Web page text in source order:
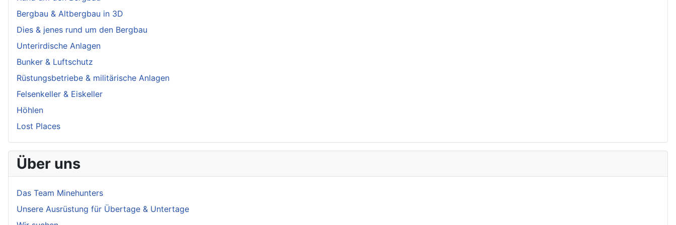
Bergbau & Altbergbau in 3D
Dies & jenes rund um den Bergbau
Unterirdische Anlagen
Bunker & Luftschutz
Rüstungsbetriebe & militärische Anlagen
Felsenkeller & Eiskeller
Höhlen
Lost Places
Über uns
Das Team Minehunters
Unsere Ausrüstung für Übertage & Untertage